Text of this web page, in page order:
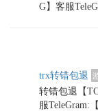
G】客服
trx转错包退
转错包退【
服TeleGram: